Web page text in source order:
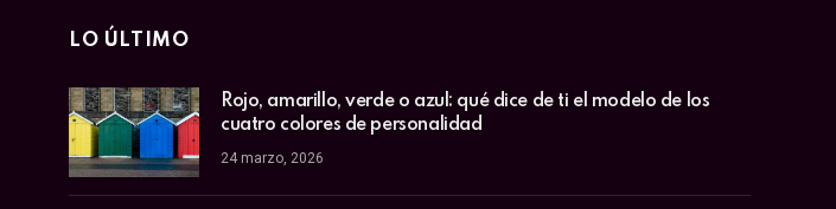
LO ÚLTIMO
Rojo, amarillo, verde o azul: qué dice de ti el modelo de los
cuatro colores de personalidad
24 marzo, 2026